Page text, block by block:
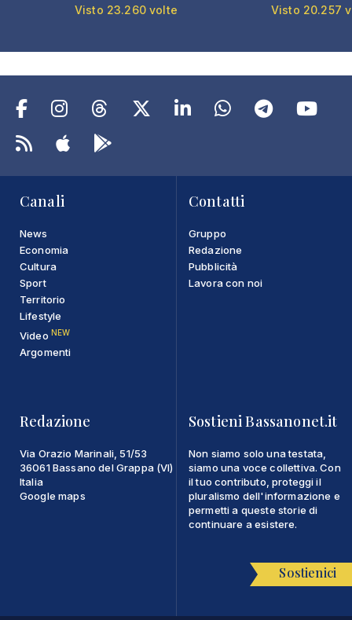
Visto 23.260 volte Visto 20.257
Canali
News
Economia
Cultura
Sport
Territorio
Lifestyle
Video NEW
Argomenti
Contatti
Gruppo
Redazione
Pubblicità
Lavora con noi
Redazione
Via Orazio Marinali, 51/53
36061 Bassano del Grappa (VI)
Italia
Google maps
Sostieni Bassanonet.it
Non siamo solo una testata,
siamo una voce collettiva. Con
il tuo contributo, proteggi il
pluralismo dell'informazione e
permetti a queste storie di
continuare a esistere.
Sostienici